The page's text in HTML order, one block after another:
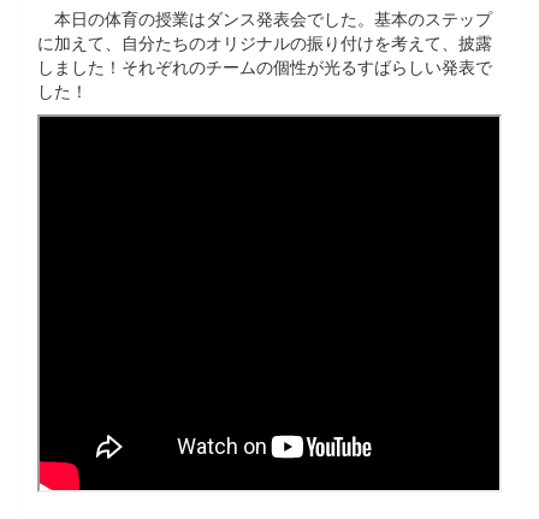
本日の体育の授業はダンス発表会でした。基本のステップ
に加えて、自分たちのオリジナルの振り付けを考えて、披露
しました！それぞれのチームの個性が光るすばらしい発表で
した！